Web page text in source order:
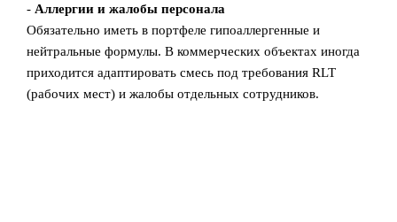
- Аллергии и жалобы персонала
Обязательно иметь в портфеле гипоаллергенные и
нейтральные формулы. В коммерческих объектах иногда
приходится адаптировать смесь под требования RLT
(рабочих мест) и жалобы отдельных сотрудников.